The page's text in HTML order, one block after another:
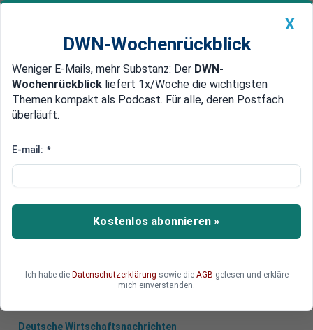
Newsticker MEIN DWN: Geldanlage Premium
Edelmetalle DWN-Magazin China
Rechtssprechung unklar
Erste Anzeigen wegen Verstoß
gegen die DSGVO
Nur wenige Stunden nach Inkrafttreten der
Deutsche Wirtschaftsnachrichten
X
DWN-Wochenrückblick
Weniger E-Mails, mehr Substanz: Der DWN-
Wochenrückblick liefert 1x/Woche die wichtigsten
Themen kompakt als Podcast. Für alle, deren Postfach
überläuft.
E-mail: *
Kostenlos abonnieren »
Ich habe die Datenschutzerklärung sowie die AGB gelesen und erkläre
mich einverstanden.